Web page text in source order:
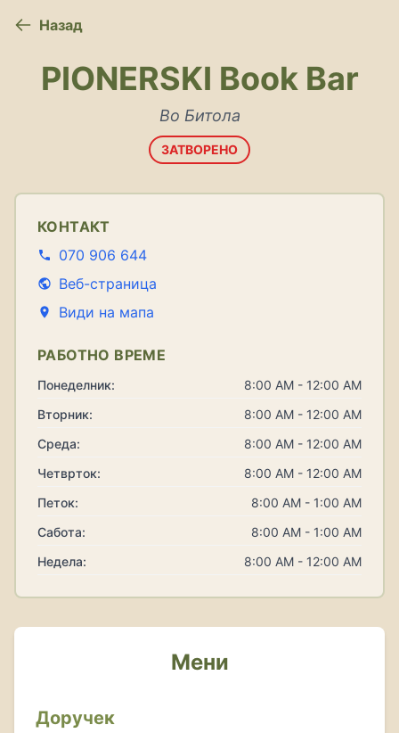
Назад
PIONERSKI Book Bar
Во Битола
ЗАТВОРЕНО
КОНТАКТ
070 906 644
Веб-страница
Види на мапа
РАБОТНО ВРЕМЕ
Понеделник:
8:00 AM - 12:00 AM
Вторник:
8:00 AM - 12:00 AM
Среда:
8:00 AM - 12:00 AM
Четврток:
8:00 AM - 12:00 AM
Петок:
8:00 AM - 1:00 AM
Сабота:
8:00 AM - 1:00 AM
Недела:
8:00 AM - 12:00 AM
Мени
Доручек